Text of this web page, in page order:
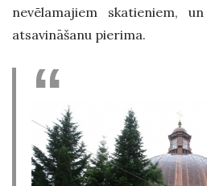
nevēlamajiem skatieniem,
atsavināšanu pierima.